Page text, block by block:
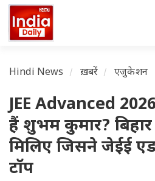
Hindi News ख़बरें एजुकेशन
JEE Advanced
हैं शुभम कुमार?
मिलिए जिसने जेईई
टॉप